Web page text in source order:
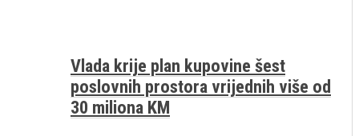
Vlada krije plan kupovine šest
poslovnih prostora vrijednih više od
30 miliona KM